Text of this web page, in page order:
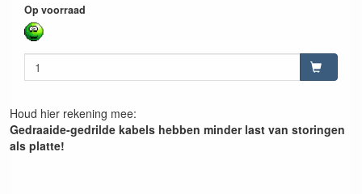
Op voorraad
Houd hier rekening mee:
Gedraaide-gedrilde kabels hebben minder last van storingen
als platte!